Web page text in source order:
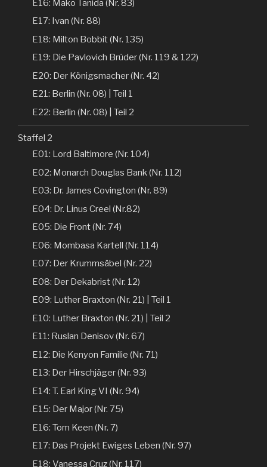
E16: Mako Tanida (Nr. 83)
E17: Ivan (Nr. 88)
E18: Milton Bobbit (Nr. 135)
E19: Die Pavlovich Brüder (Nr. 119 & 122)
E20: Der Königsmacher (Nr. 42)
E21: Berlin (Nr. 08) | Teil 1
E22: Berlin (Nr. 08) | Teil 2
Staffel 2
E01: Lord Baltimore (Nr. 104)
E02: Monarch Douglas Bank (Nr. 112)
E03: Dr. James Covington (Nr. 89)
E04: Dr. Linus Creel (Nr.82)
E05: Die Front (Nr. 74)
E06: Mombasa Kartell (Nr. 114)
E07: Der Krummsäbel (Nr. 22)
E08: Der Dekabrist (Nr. 12)
E09: Luther Braxton (Nr. 21) | Teil 1
E10: Luther Braxton (Nr. 21) | Teil 2
E11: Ruslan Denisov (Nr. 67)
E12: Die Kenyon Familie (Nr. 71)
E13: Der Hirschjäger (Nr. 93)
E14: T. Earl King VI (Nr. 94)
E15: Der Major (Nr. 75)
E16: Tom Keen (Nr. 7)
E17: Das Projekt Ewiges Leben (Nr. 97)
E18: Vanessa Cruz (Nr. 117)